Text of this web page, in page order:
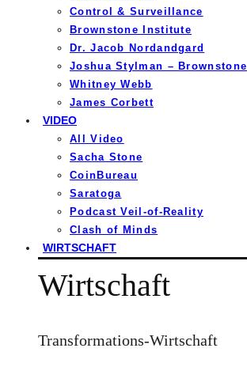
Control & Surveillance
Brownstone Institute
Dr. Jacob Nordandgard
Joshua Stylman – Brownstone
Whitney Webb
James Corbett
VIDEO
All Video
Sacha Stone
CoinBureau
Saratoga
Podcast Veil-of-Reality
Clash of Minds
WIRTSCHAFT
Wirtschaft
Transformations-Wirtschaft